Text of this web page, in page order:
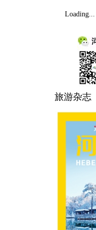
Loading...
旅游杂志